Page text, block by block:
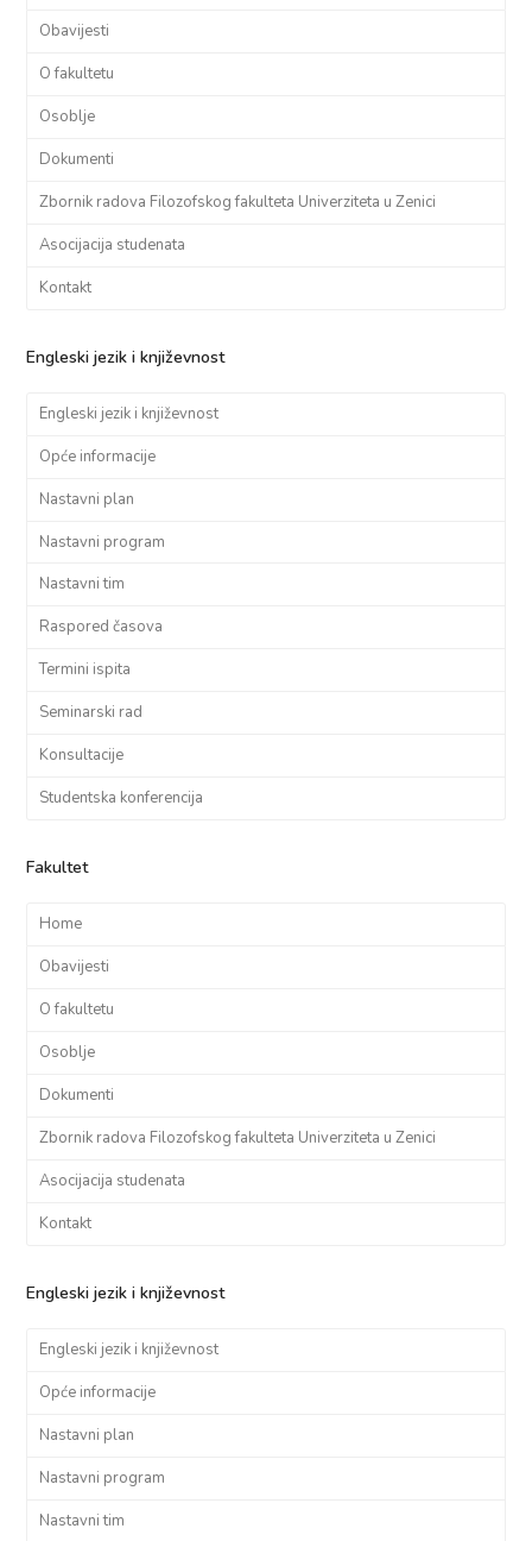
Obavijesti
O fakultetu
Osoblje
Dokumenti
Zbornik radova Filozofskog fakulteta Univerziteta u Zenici
Asocijacija studenata
Kontakt
Engleski jezik i književnost
Engleski jezik i književnost
Opće informacije
Nastavni plan
Nastavni program
Nastavni tim
Raspored časova
Termini ispita
Seminarski rad
Konsultacije
Studentska konferencija
Fakultet
Home
Obavijesti
O fakultetu
Osoblje
Dokumenti
Zbornik radova Filozofskog fakulteta Univerziteta u Zenici
Asocijacija studenata
Kontakt
Engleski jezik i književnost
Engleski jezik i književnost
Opće informacije
Nastavni plan
Nastavni program
Nastavni tim